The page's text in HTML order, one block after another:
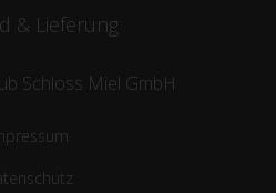
& Lieferung
Schloss Miel GmbH